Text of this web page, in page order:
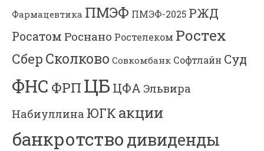
Фармацевтика ПМЭФ ПМЭФ-2025 РЖД
Росатом Роснано Ростелеком Ростех
Сбер Сколково Совкомбанк Софтлайн Суд
ФНС ФРП ЦБ ЦФА Эльвира
Набиуллина ЮГК акции
банкротство дивиденды